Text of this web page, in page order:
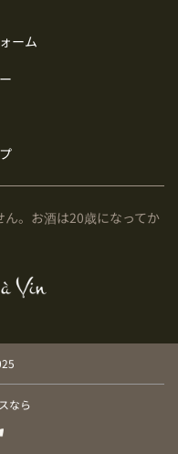
ーム
。お酒は20歳になってか
なら